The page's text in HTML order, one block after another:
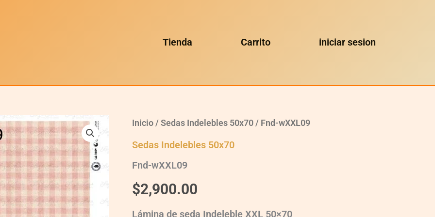
Tienda Carrito iniciar sesion
Inicio/Sedas Indelebles 50x70/ Fnd-wXXL09
Sedas Indelebles 50x70
Fnd-wXXL09
$2,900.00
Lámina de seda Indeleble XXL 50×70
Fnd-
wXXL09